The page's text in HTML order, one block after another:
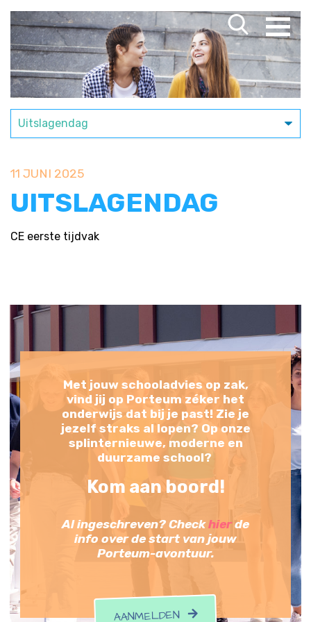
11 JUNI 2025
UITSLAGENDAG
CE eerste tijdvak
Met jouw schooladvies op zak,
vind jij op Porteum zéker het
onderwijs dat bij je past! Zie je
jezelf straks al lopen? Op onze
splinternieuwe, moderne en
duurzame school?
Kom aan boord!
Al ingeschreven? Checkhierde
info over de start van jouw
Porteum-avontuur.
AANMELDEN